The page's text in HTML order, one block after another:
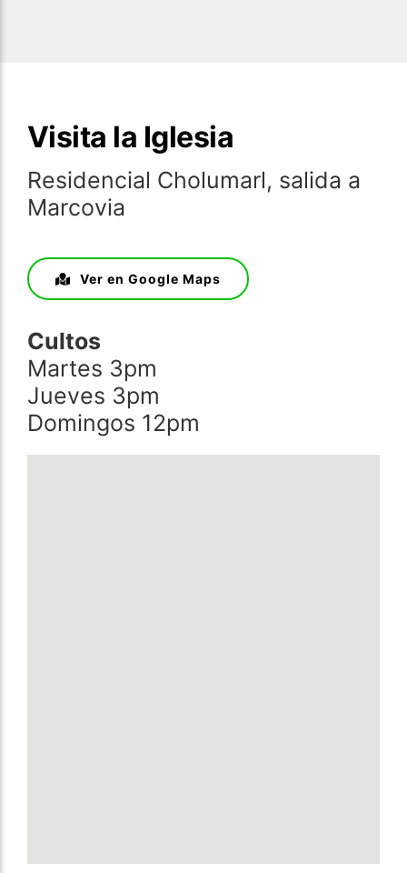
Visita la Iglesia
Residencial Cholumarl, salida a
Marcovia
Ver en Google Maps
Cultos
Martes 3pm
Jueves 3pm
Domingos 12pm